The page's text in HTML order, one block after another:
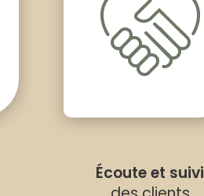
Écoute et suivi